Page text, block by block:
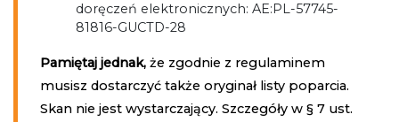
doręczeń elektronicznych: AE:PL-57745-
81816-GUCTD-28
Pamiętaj jednak, że zgodnie z regulaminem
musisz dostarczyć także oryginał listy poparcia.
Skan nie jest wystarczający. Szczegóły w § 7 ust.